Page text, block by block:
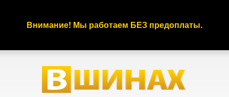
Внимание! Мы работаем БЕЗ предоплаты.